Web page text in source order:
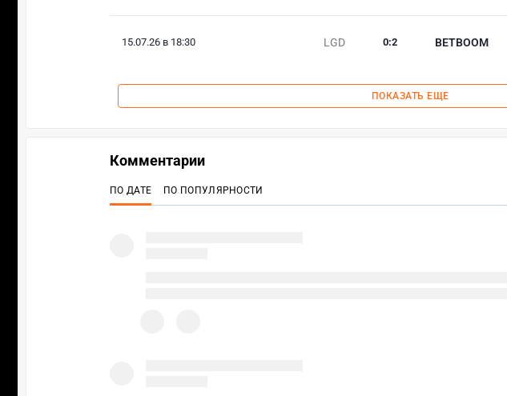
15.07.26 в 18:30 LGD BETBOOM
0:2
ПОКАЗАТЬ ЕЩЕ
Комментарии
ПО ДАТЕ ПО ПОПУЛЯРНОСТИ